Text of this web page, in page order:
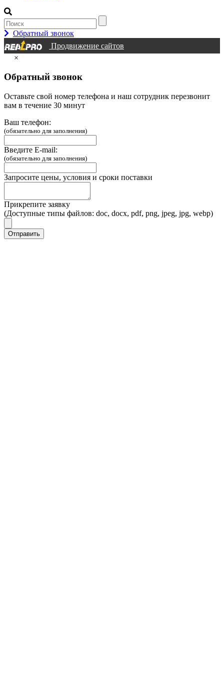
Обратный звонок
Продвижение сайтов
×
Обратный звонок
Оставьте свой номер телефона и наш сотрудник перезвонит
вам в течение 30 минут
Ваш телефон:
(обязательно для заполнения)
Введите E-mail:
(обязательно для заполнения)
Запросите цены, условия и сроки поставки
Прикрепите заявку
(Доступные типы файлов: doc, docx, pdf, png, jpeg, jpg, webp)